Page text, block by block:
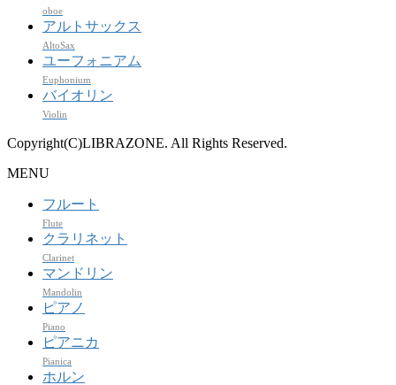
oboe
アルトサックス
AltoSax
ユーフォニアム
Euphonium
バイオリン
Violin
Copyright(C)LIBRAZONE. All Rights Reserved.
MENU
フルート
Flute
クラリネット
Clarinet
マンドリン
Mandolin
ピアノ
Piano
ピアニカ
Pianica
ホルン